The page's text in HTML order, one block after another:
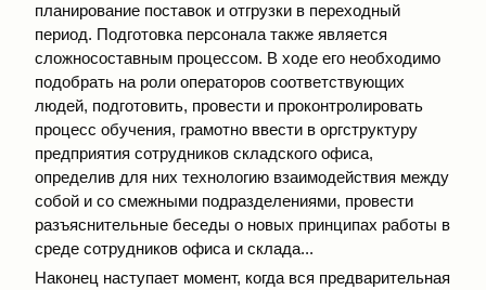
планирование поставок и отгрузки в переходный
период. Подготовка персонала также является
сложносоставным процессом. В ходе его необходимо
подобрать на роли операторов соответствующих
людей, подготовить, провести и проконтролировать
процесс обучения, грамотно ввести в оргструктуру
предприятия сотрудников складского офиса,
определив для них технологию взаимодействия между
собой и со смежными подразделениями, провести
разъяснительные беседы о новых принципах работы в
среде сотрудников офиса и склада...
Наконец наступает момент, когда вся предварительная